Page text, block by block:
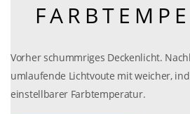
Vorher schummriges Deckenlicht.
umlaufende Lichtvoute mit weicher,
einstellbarer Farbtemperatur.